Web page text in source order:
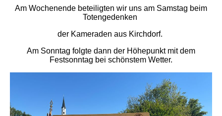
Am Wochenende beteiligten wir uns am Samstag beim
Totengedenken
der Kameraden aus Kirchdorf.
Am Sonntag folgte dann der Höhepunkt mit dem
Festsonntag bei schönstem Wetter.